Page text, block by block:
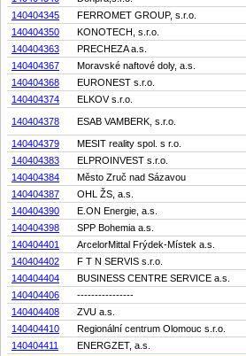
140404345
FERROMET GROUP, s.r.o.
140404350
KONOTECH, s.r.o.
140404363
PRECHEZA a.s.
140404367
Moravské naftové doly, a.s.
140404368
EURONEST s.r.o.
140404374
ELKOV s.r.o.
140404378 ESAB VAMBERK, s.r.o.
140404379
MESIT reality spol. s r.o.
140404383
ELPROINVEST s.r.o.
140404384
Město Zruč nad Sázavou
140404387
OHL ŽS, a.s.
140404390
E.ON Energie, a.s.
140404398
SPP Bohemia a.s.
140404401
ArcelorMittal Frýdek-Místek a.s.
140404402
F T N SERVIS s.r.o.
140404404
BUSINESS CENTRE SERVICE a.s.
140404406
----------------
140404408
ZVU a.s.
140404410
Regionální centrum Olomouc s.r.o.
140404411
ENERGZET, a.s.